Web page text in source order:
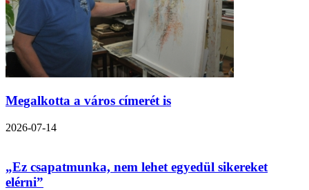
Megalkotta a város címerét is
2026-07-14
„Ez csapatmunka, nem lehet egyedül sikereket
elérni”